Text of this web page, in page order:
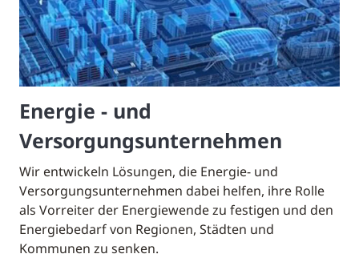
Energie - und
Versorgungsunternehmen
Wir entwickeln Lösungen, die Energie- und
Versorgungsunternehmen dabei helfen, ihre Rolle
als Vorreiter der Energiewende zu festigen und den
Energiebedarf von Regionen, Städten und
Kommunen zu senken.